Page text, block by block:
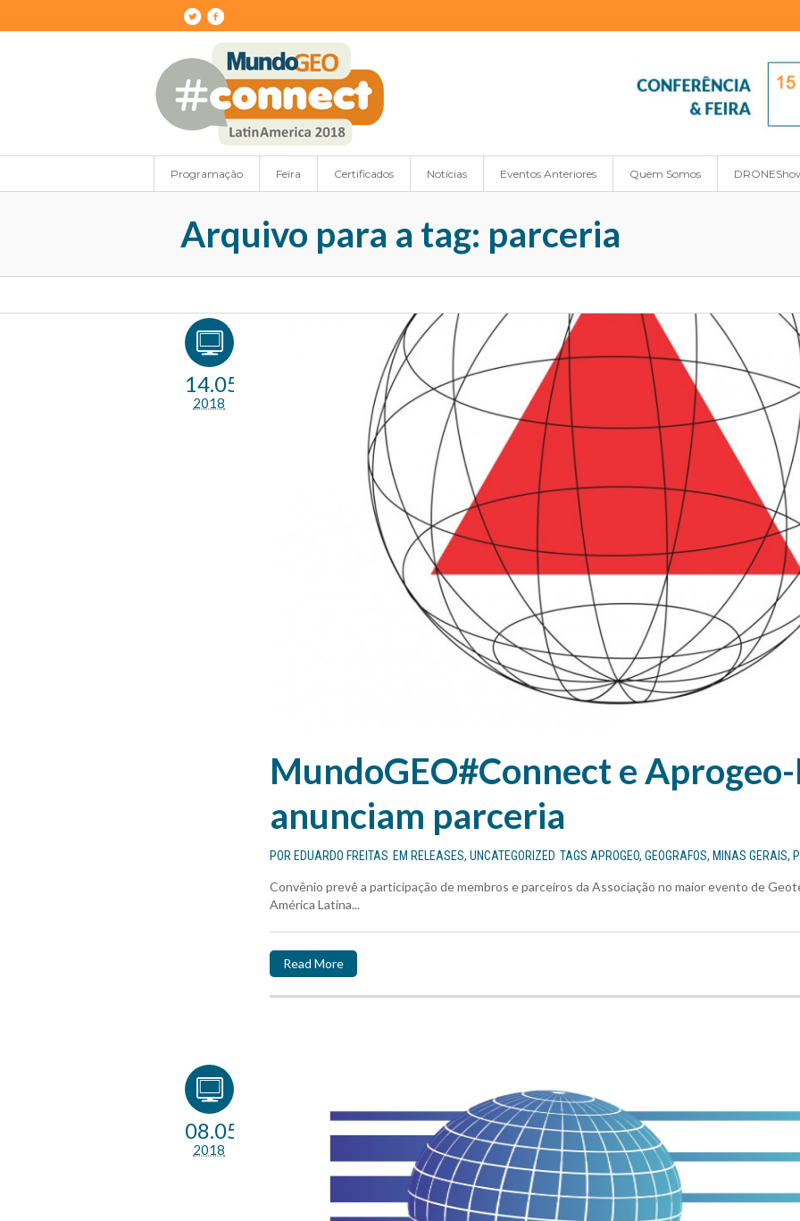
Programação Feira Certificados Notícias Eventos Anteriores Quem Somos
Arquivo para a tag: parceria
14.05
2018
MundoGEO#Connect e
anunciam parceria
POR EDUARDO FREITAS EM RELEASES, UNCATEGORIZED TAGS APROGEO, GEOGRAFOS, MINAS GERAIS,
Convênio prevê a participação de membros e parceiros da Associação no maior evento de
América Latina...
Read More
08.05
2018